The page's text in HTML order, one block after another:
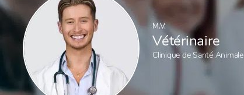
M.V.
Vétérinaire
Clinique de Santé Animale